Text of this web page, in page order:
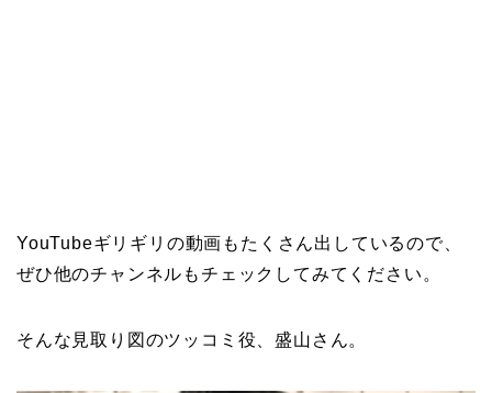
YouTubeギリギリの動画もたくさん出しているので、
ぜひ他のチャンネルもチェックしてみてください。
そんな見取り図のツッコミ役、 盛山さん。